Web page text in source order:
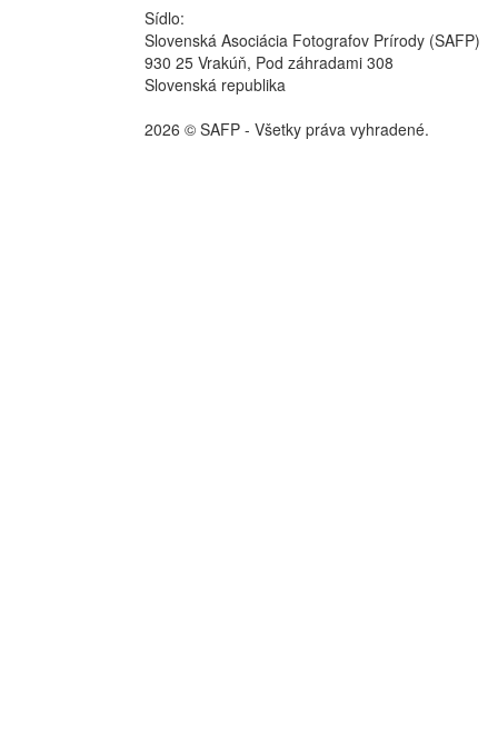
Sídlo:
Slovenská Asociácia Fotografov Prírody (SAFP)
930 25 Vrakúň, Pod záhradami 308
Slovenská republika
2026 © SAFP - Všetky práva vyhradené.